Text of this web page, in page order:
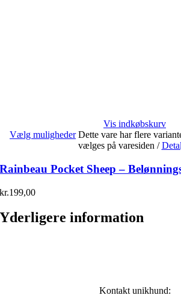
Vis indkøbskurv
Vælg muligheder Dette vare har flere
vælges på varesiden /
Rainbeau Pocket Sheep –
kr.199,00
Yderligere information
Kontakt unikhund: